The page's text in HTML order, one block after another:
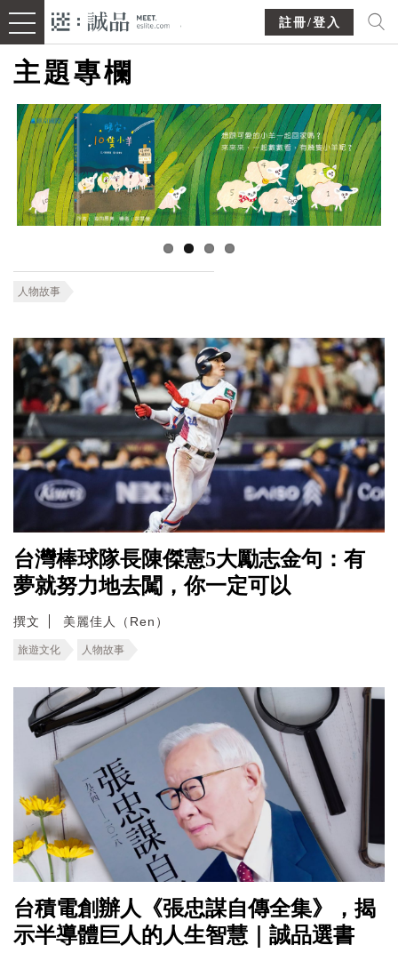
註冊/登入
主題專欄
人物故事
台灣棒球隊長陳傑憲5大勵志金句：有
夢就努力地去闖，你一定可以
撰文 美麗佳人（Ren）
旅遊文化 人物故事
台積電創辦人《張忠謀自傳全集》，揭
示半導體巨人的人生智慧｜誠品選書